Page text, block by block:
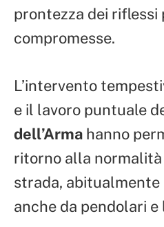
prontezza dei riflessi
compromesse.
L’intervento
e il lavoro puntuale
dell’Arma hanno
ritorno alla
strada,
anche da pendolari